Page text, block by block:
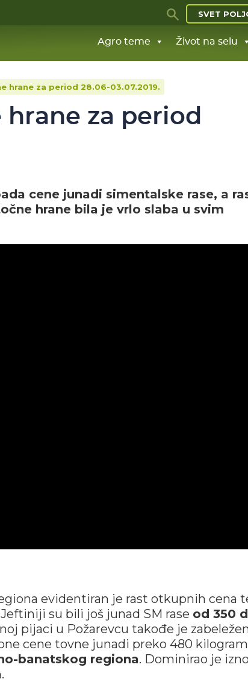
SVET
Agro teme Život na selu
hrane za period 28.06-03.07.2019.
hrane za period
cene junadi simentalske rase, a
hrane bila je vrlo slaba u svim
evidentiran je rast otkupnih cena
su bili još junad SM rase od 350
pijaci u Požarevcu takođe je
cene tovne junadi preko 480
banatskog regiona. Dominirao je